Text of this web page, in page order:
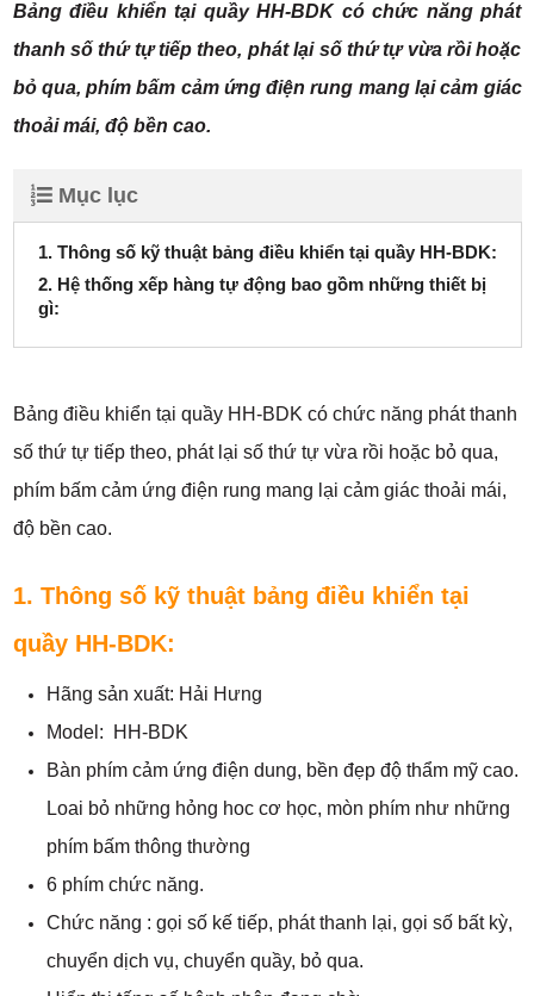
Bảng điều khiển tại quầy HH-BDK có chức năng phát
thanh số thứ tự tiếp theo, phát lại số thứ tự vừa rồi hoặc
bỏ qua, phím bấm cảm ứng điện rung mang lại cảm giác
thoải mái, độ bền cao.
Mục lục
1. Thông số kỹ thuật bảng điều khiển tại quầy HH-BDK:
2. Hệ thống xếp hàng tự động bao gồm những thiết bị
gì:
Bảng điều khiển tại quầy HH-BDK có chức năng phát thanh
số thứ tự tiếp theo, phát lại số thứ tự vừa rồi hoặc bỏ qua,
phím bấm cảm ứng điện rung mang lại cảm giác thoải mái,
độ bền cao.
1. Thông số kỹ thuật bảng điều khiển tại
quầy HH-BDK:
Hãng sản xuất: Hải Hưng
Model: HH-BDK
Bàn phím cảm ứng điện dung, bền đẹp độ thẩm mỹ cao.
Loai bỏ những hỏng hoc cơ học, mòn phím như những
phím bấm thông thường
6 phím chức năng.
Chức năng : gọi số kế tiếp, phát thanh lại, gọi số bất kỳ,
chuyển dịch vụ, chuyển quầy, bỏ qua.